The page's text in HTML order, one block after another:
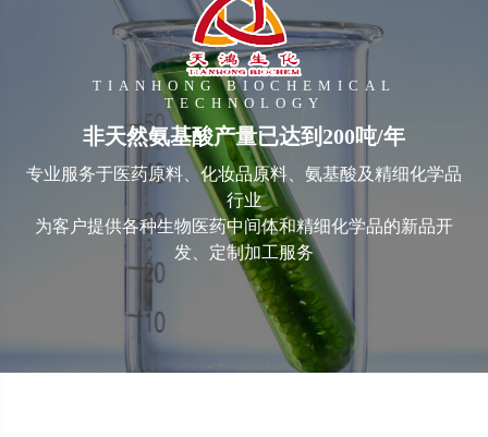
TIANHONG BIOCHEMICAL
TECHNOLOGY
非天然氨基酸产量已达到200吨/年
专业服务于医药原料、化妆品原料、氨基酸及精细化学品
行业
为客户提供各种生物医药中间体和精细化学品的新品开
发、定制加工服务